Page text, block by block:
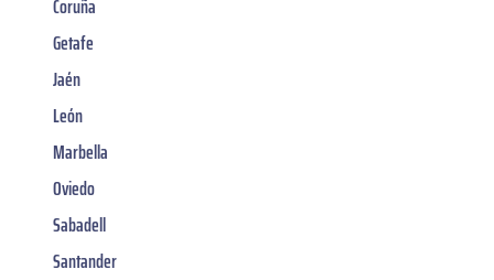
Coruña
Getafe
Jaén
León
Marbella
Oviedo
Sabadell
Santander